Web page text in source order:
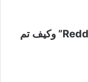
أوضح المستخدم ما وقع معه على موقع “Reddit” وكيف تم